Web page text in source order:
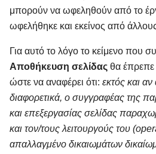
μπορούν να ωφεληθούν από το
ωφελήθηκε και εκείνος από
Για αυτό το λόγο το κείμενο που
Αποθήκευση σελίδας θα έπρεπε
ώστε να αναφέρει ότι: εκτός και
διαφορετικά, ο συγγραφέας της
και επεξεργασίας σελίδας
και τον/τους λειτουργούς του
απαλλαγμένο δικαιωμάτων